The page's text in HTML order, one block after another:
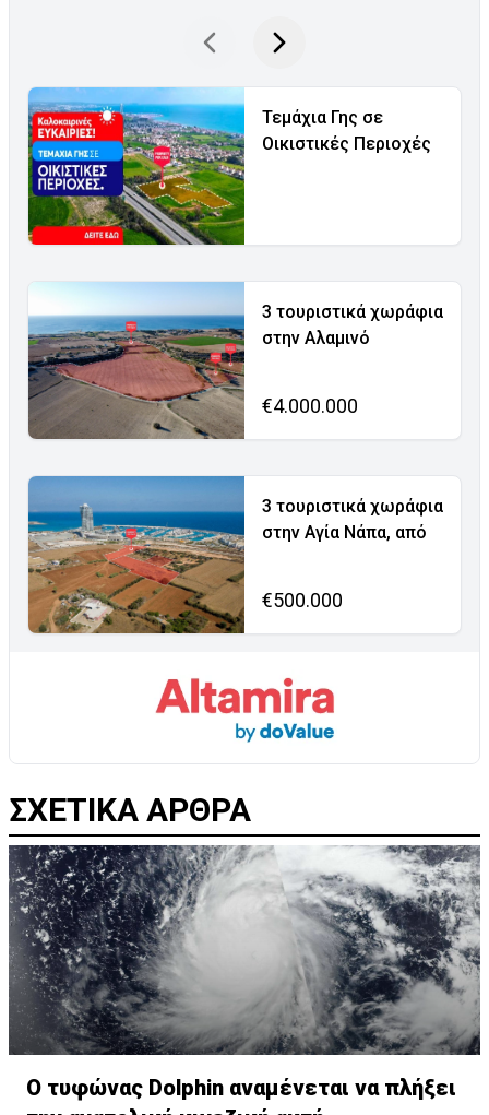
Τεμάχια Γης σε
Οικιστικές Περιοχές
3 τουριστικά χωράφια
στην Αλαμινό
€4.000.000
3 τουριστικά χωράφια
στην Αγία Νάπα, από
€500.000
ΣΧΕΤΙΚΑ ΑΡΘΡΑ
Ο τυφώνας Dolphin αναμένεται να πλήξει